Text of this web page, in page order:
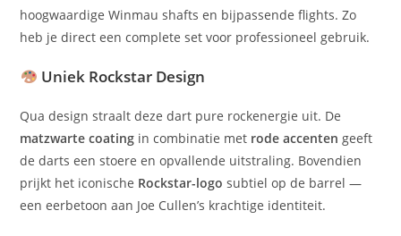
hoogwaardige Winmau shafts en bijpassende flights. Zo
heb je direct een complete set voor professioneel gebruik.
Uniek Rockstar Design
Qua design straalt deze dart pure rockenergie uit. De
matzwarte coating in combinatie met rode accenten geeft
de darts een stoere en opvallende uitstraling. Bovendien
prijkt het iconische Rockstar-logo subtiel op de barrel —
een eerbetoon aan Joe Cullen’s krachtige identiteit.